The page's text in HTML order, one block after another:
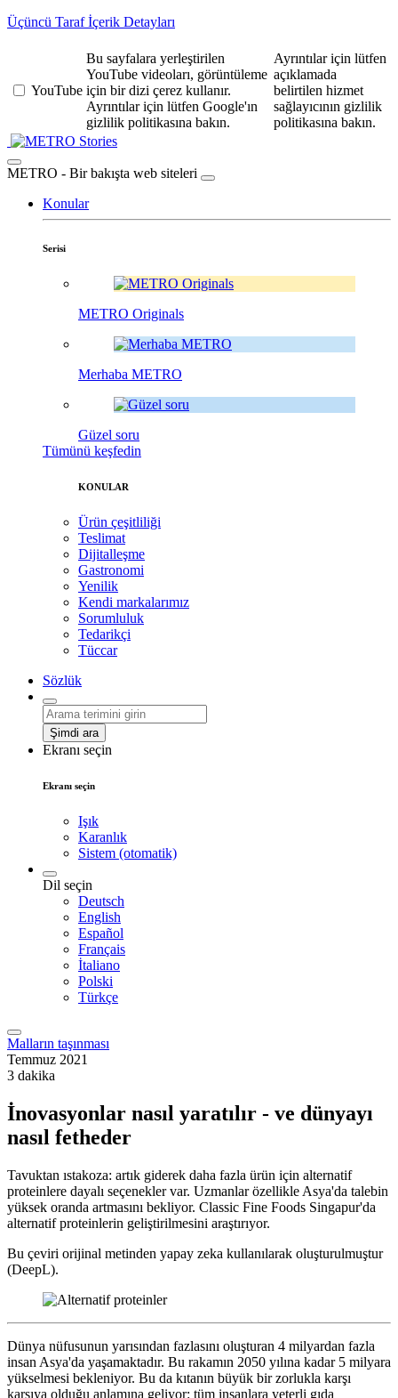
Üçüncü Taraf İçerik Detayları
YouTube
Bu sayfalara yerleştirilen
YouTube videoları, görüntüleme
için bir dizi çerez kullanır.
Ayrıntılar için lütfen Google'ın
gizlilik politikasına bakın.
Ayrıntılar için lütfen
açıklamada
belirtilen hizmet
sağlayıcının gizlilik
politikasına bakın.
Stories
METRO - Bir bakışta web siteleri
Konular
Serisi
METRO Originals
Merhaba METRO
Güzel soru
Tümünü keşfedin
KONULAR
Ürün çeşitliliği
Teslimat
Dijitalleşme
Gastronomi
Yenilik
Kendi markalarımız
Sorumluluk
Tedarikçi
Tüccar
Sözlük
Şimdi ara
Ekranı seçin
Ekranı seçin
Işık
Karanlık
Sistem (otomatik)
Dil seçin
Deutsch
English
Español
Français
İtaliano
Polski
Türkçe
Malların taşınması
Temmuz 2021
3 dakika
İnovasyonlar nasıl yaratılır - ve dünyayı
nasıl fetheder
Tavuktan ıstakoza: artık giderek daha fazla ürün için alternatif
proteinlere dayalı seçenekler var. Uzmanlar özellikle Asya'da talebin
yüksek oranda artmasını bekliyor. Classic Fine Foods Singapur'da
alternatif proteinlerin geliştirilmesini araştırıyor.
Bu çeviri orijinal metinden yapay zeka kullanılarak oluşturulmuştur
(DeepL).
Dünya nüfusunun yarısından fazlasını oluşturan 4 milyardan fazla
insan Asya'da yaşamaktadır. Bu rakamın 2050 yılına kadar 5 milyara
yükselmesi bekleniyor. Bu da kıtanın büyük bir zorlukla karşı
karşıya olduğu anlamına geliyor: tüm insanlara yeterli gıda